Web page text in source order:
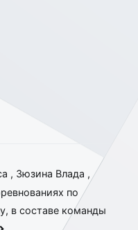
, Зюзина Влада ,
по
в составе команды